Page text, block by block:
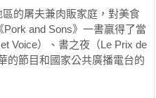
法國各產區酒的要覽，更是
攝影。」
再到賓客紅潤的雙頰，都
的豐盛佳餚，牽起了每個
。小心，你的客人可能會
的屠夫兼肉販家庭，對美食
and Sons》一書贏得了當
Voice）、書之夜（Le Prix de
的節目和國家公共廣播電台的